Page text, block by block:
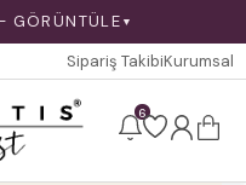
GÖRÜNTÜLE ▼
Sipariş TakibiKurumsal
6